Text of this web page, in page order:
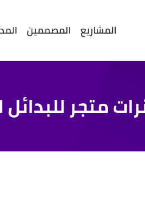
المشاريع المصممين
متجر